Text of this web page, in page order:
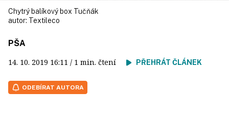
Chytrý balíkový box Tučňák
autor: Textileco
PŠA
14. 10. 2019 16:11 / 1 min. čtení PŘEHRÁT ČLÁNEK
ODEBÍRAT AUTORA